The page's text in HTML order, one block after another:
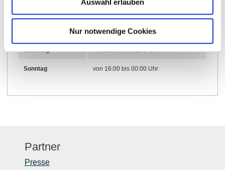
Auswahl erlauben
Nur notwendige Cookies
Donnerstag von 16:00 bis 00:00 Uhr
von 16:00 bis 01:00 Uhr
Sonntag von 16:00 bis 00:00 Uhr
Partner
Presse